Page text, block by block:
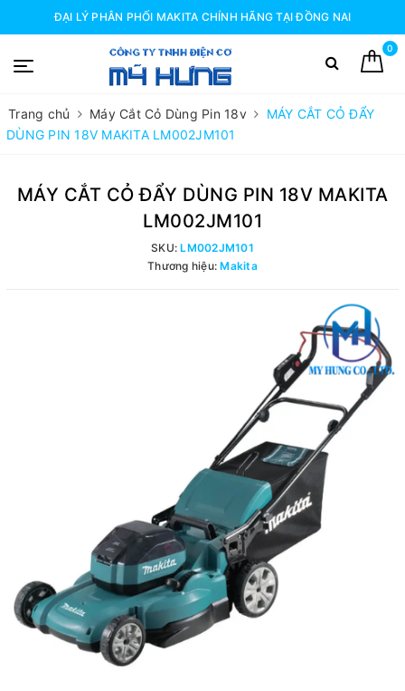
ĐẠI LÝ PHÂN PHỐI MAKITA CHÍNH HÃNG TẠI ĐỒNG NAI
0
Trang chủ Máy Cắt Cỏ Dùng Pin 18v
MÁY CẮT CỎ ĐẨY
DÙNG PIN 18V MAKITA LM002JM101
MÁY CẮT CỎ ĐẨY DÙNG PIN 18V MAKITA
LM002JM101
SKU:LM002JM101
Thương hiệu:Makita